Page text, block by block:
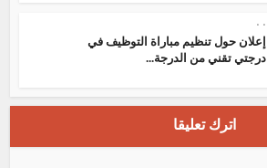
•
•
إعلان حول تنظيم مباراة التوظيف في
درجتي تقني من الدرجة...
اترك تعليقا